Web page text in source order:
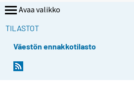
Avaa valikko
TILASTOT
Väestön ennakkotilasto